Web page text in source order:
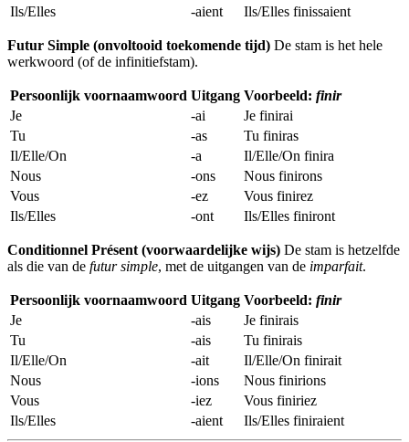
Ils/Elles
-aient Ils/Elles finissaient
Futur Simple (onvoltooid toekomende tijd) De stam is het hele
werkwoord (of de infinitiefstam).
Persoonlijk voornaamwoord Uitgang Voorbeeld: finir
Je
-ai
Je finirai
Tu
-as
Tu finiras
Il/Elle/On
-a
Il/Elle/On finira
Nous
-ons
Nous finirons
Vous
-ez
Vous finirez
Ils/Elles
-ont Ils/Elles finiront
Conditionnel Présent (voorwaardelijke wijs) De stam is hetzelfde
als die van de futur simple, met de uitgangen van de imparfait.
Persoonlijk voornaamwoord Uitgang Voorbeeld: finir
Je
-ais
Je finirais
Tu
-ais
Tu finirais
Il/Elle/On
-ait
Il/Elle/On finirait
Nous
-ions
Nous finirions
Vous
-iez
Vous finiriez
Ils/Elles
-aient Ils/Elles finiraient